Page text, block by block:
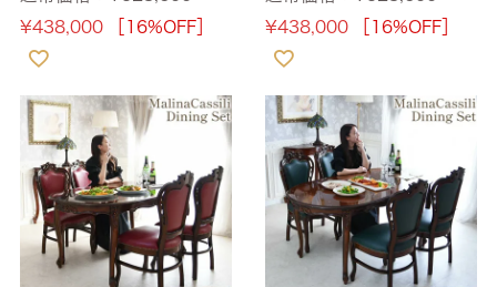
【送料無料/設置サービス
付】
¥438,000 ［16%OFF］
cm 【送料無料/設置サー
ビス付】
¥438,000 ［16%OFF］